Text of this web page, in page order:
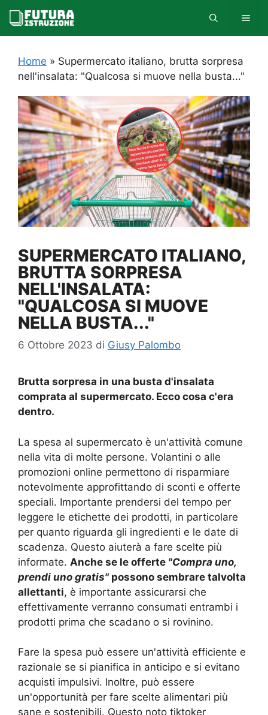
contenuto
Home » Supermercato italiano, brutta sorpresa
nell'insalata: "Qualcosa si muove nella busta..."
SUPERMERCATO ITALIANO,
BRUTTA SORPRESA
NELL'INSALATA:
"QUALCOSA SI MUOVE
NELLA BUSTA..."
6 Ottobre 2023 di Giusy Palombo
Brutta sorpresa in una busta d'insalata
comprata al supermercato. Ecco cosa c'era
dentro.
La spesa al supermercato è un'attività comune
nella vita di molte persone. Volantini o alle
promozioni online permettono di risparmiare
notevolmente approfittando di sconti e offerte
speciali. Importante prendersi del tempo per
leggere le etichette dei prodotti, in particolare
per quanto riguarda gli ingredienti e le date di
scadenza. Questo aiuterà a fare scelte più
informate. Anche se le offerte "Compra uno,
prendi uno gratis" possono sembrare talvolta
allettanti, è importante assicurarsi che
effettivamente verranno consumati entrambi i
prodotti prima che scadano o si rovinino.
Fare la spesa può essere un'attività efficiente e
razionale se si pianifica in anticipo e si evitano
acquisti impulsivi. Inoltre, può essere
un'opportunità per fare scelte alimentari più
sane e sostenibili. Questo noto tiktoker